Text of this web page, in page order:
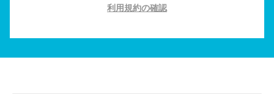
利用規約の確認